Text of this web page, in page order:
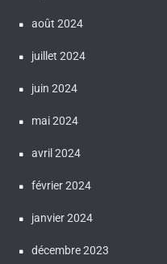
août 2024
juillet 2024
juin 2024
mai 2024
avril 2024
février 2024
janvier 2024
décembre 2023